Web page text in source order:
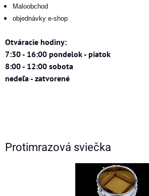
Maloobchod
objednávky e-shop
Otváracie hodiny:
7:30 - 16:00 pondelok - piatok
8:00 - 12:00 sobota
nedeľa - zatvorené
Protimrazová sviečka